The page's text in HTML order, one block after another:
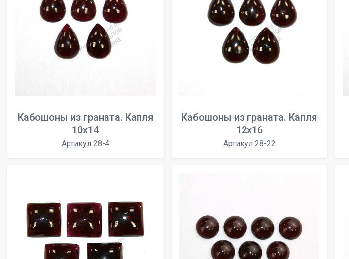
Кабошоны из граната. Капля
10x14
Артикул 28-4
Кабошоны из граната. Капля
12x16
Артикул 28-22